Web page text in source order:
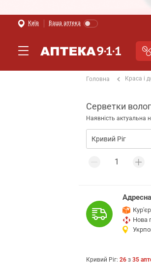
Київ Ваша аптека
Головна Краса і
Серветки
Наявність актуальна
Кур'єр
Нова
Кривий Ріг: 26 з 35